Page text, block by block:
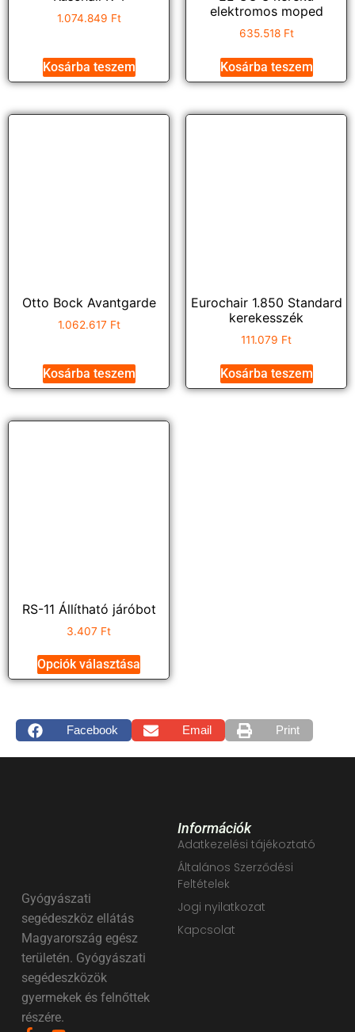
1.074.849 Ft
Kosárba teszem
elektromos moped
635.518 Ft
Kosárba teszem
Otto Bock Avantgarde
1.062.617 Ft
Kosárba teszem
Eurochair 1.850 Standard
kerekesszék
111.079 Ft
Kosárba teszem
RS-11 Állítható járóbot
3.407 Ft
Opciók választása
Facebook Email Print
Gyógyászati
segédeszköz ellátás
Magyarország egész
területén. Gyógyászati
segédeszközök
gyermekek és felnőttek
részére.
Információk
Adatkezelési tájékoztató
Általános Szerződési
Feltételek
Jogi nyilatkozat
Kapcsolat